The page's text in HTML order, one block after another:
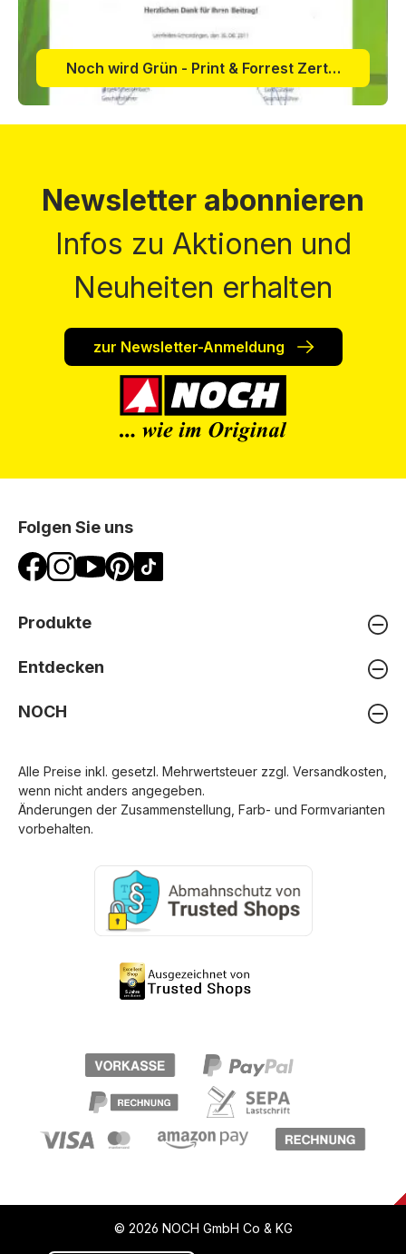
Noch wird Grün - Print & Forrest Zertifikat 2011
Newsletter abonnieren
Infos zu Aktionen und
Neuheiten erhalten
zur Newsletter-Anmeldung
Folgen Sie uns
Produkte
Entdecken
NOCH
Alle Preise inkl. gesetzl. Mehrwertsteuer zzgl. Versandkosten
wenn nicht anders angegeben.
Änderungen der Zusammenstellung, Farb- und Formvarianten
vorbehalten.
© 2026 NOCH GmbH Co & KG